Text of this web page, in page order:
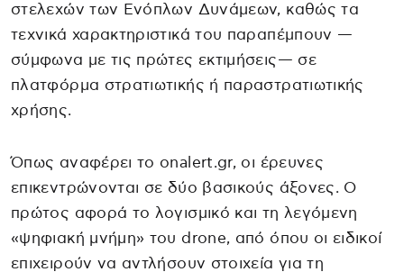
στελεχών των Ενόπλων Δυνάμεων, καθώς τα
τεχνικά χαρακτηριστικά του παραπέμπουν —
σύμφωνα με τις πρώτες εκτιμήσεις— σε
πλατφόρμα στρατιωτικής ή παραστρατιωτικής
χρήσης.
Όπως αναφέρει το onalert.gr, οι έρευνες
επικεντρώνονται σε δύο βασικούς άξονες. Ο
πρώτος αφορά το λογισμικό και τη λεγόμενη
«ψηφιακή μνήμη» του drone, από όπου οι ειδικοί
επιχειρούν να αντλήσουν στοιχεία για τη